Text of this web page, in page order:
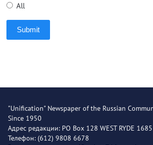
All
Submit
"Unification" Newspaper of the Russian
Since 1950
Адрес редакции: PO Box 128 WEST RYDE 1685
Телефон: (612) 9808 6678